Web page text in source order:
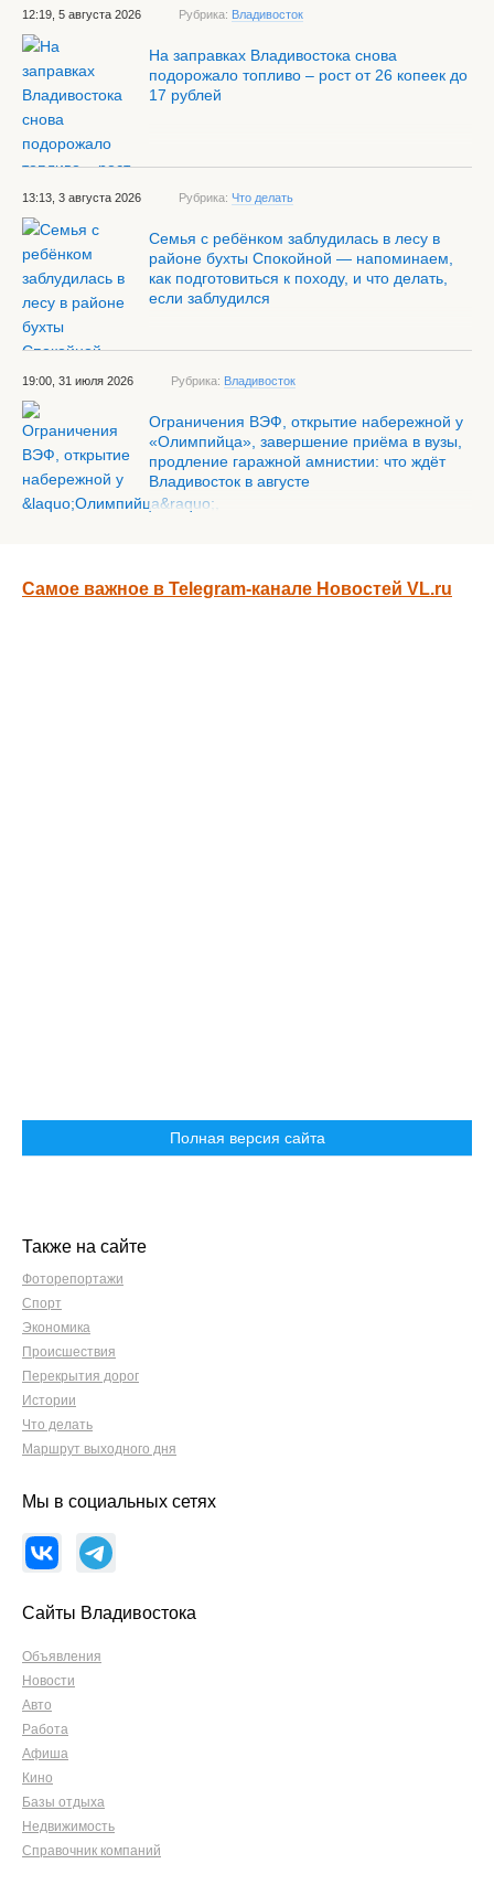
12:19, 5 августа 2026 Рубрика: Владивосток
На заправках Владивостока снова
подорожало топливо – рост от 26 копеек до
17 рублей
13:13, 3 августа 2026 Рубрика: Что делать
Семья с ребёнком заблудилась в лесу в
районе бухты Спокойной — напоминаем,
как подготовиться к походу, и что делать,
если заблудился
19:00, 31 июля 2026 Рубрика: Владивосток
Ограничения ВЭФ, открытие набережной у
«Олимпийца», завершение приёма в вузы,
продление гаражной амнистии: что ждёт
Владивосток в августе
Самое важное в Telegram-канале Новостей VL.ru
Полная версия сайта
Также на сайте
Фоторепортажи
Спорт
Экономика
Происшествия
Перекрытия дорог
Истории
Что делать
Маршрут выходного дня
Мы в социальных сетях
Сайты Владивостока
Объявления
Новости
Авто
Работа
Афиша
Кино
Базы отдыха
Недвижимость
Справочник компаний